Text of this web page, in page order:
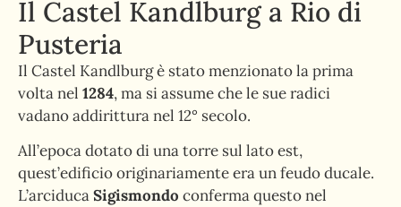
Il Castel Kandlburg a Rio di
Pusteria
Il Castel Kandlburg è stato menzionato la prima
volta nel 1284, ma si assume che le sue radici
vadano addirittura nel 12° secolo.
All’epoca dotato di una torre sul lato est,
quest’edificio originariamente era un feudo ducale.
L’arciducaSigismondo conferma questo nel